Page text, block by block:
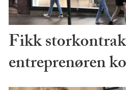
Fikk
entreprenøren